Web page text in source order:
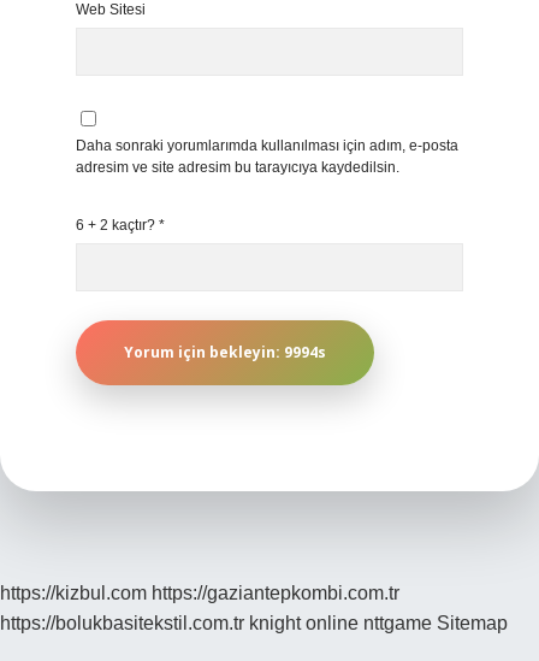
Web Sitesi
Daha sonraki yorumlarımda kullanılması için adım, e-posta
adresim ve site adresim bu tarayıcıya kaydedilsin.
6 + 2 kaçtır? *
https://kizbul.com https://gaziantepkombi.com.tr
https://bolukbasitekstil.com.tr knight online nttgame Sitemap